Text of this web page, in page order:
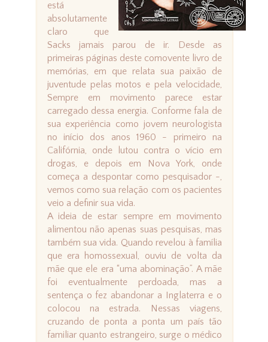
está
absolutamente
claro que
Sacks jamais parou de ir. Desde as
primeiras páginas deste comovente livro de
memórias, em que relata sua paixão de
juventude pelas motos e pela velocidade,
Sempre em movimento parece estar
carregado dessa energia. Conforme fala de
sua experiência como jovem neurologista
no início dos anos 1960 - primeiro na
Califórnia, onde lutou contra o vício em
drogas, e depois em Nova York, onde
começa a despontar como pesquisador -,
vemos como sua relação com os pacientes
veio a definir sua vida.
A ideia de estar sempre em movimento
alimentou não apenas suas pesquisas, mas
também sua vida. Quando revelou à família
que era homossexual, ouviu de volta da
mãe que ele era “uma abominação”. A mãe
foi eventualmente perdoada, mas a
sentença o fez abandonar a Inglaterra e o
colocou na estrada. Nessas viagens,
cruzando de ponta a ponta um país tão
familiar quanto estrangeiro, surge o médico